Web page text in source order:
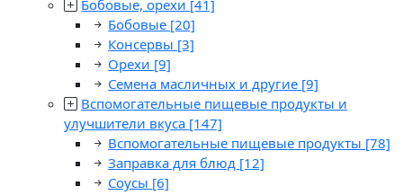
Бобовые, орехи [41]
Бобовые [20]
Консервы [3]
Орехи [9]
Семена масличных и другие [9]
Вспомогательные пищевые продукты и
улучшители вкуса [147]
Вспомогательные пищевые продукты [78]
Заправка для блюд [12]
Соусы [6]